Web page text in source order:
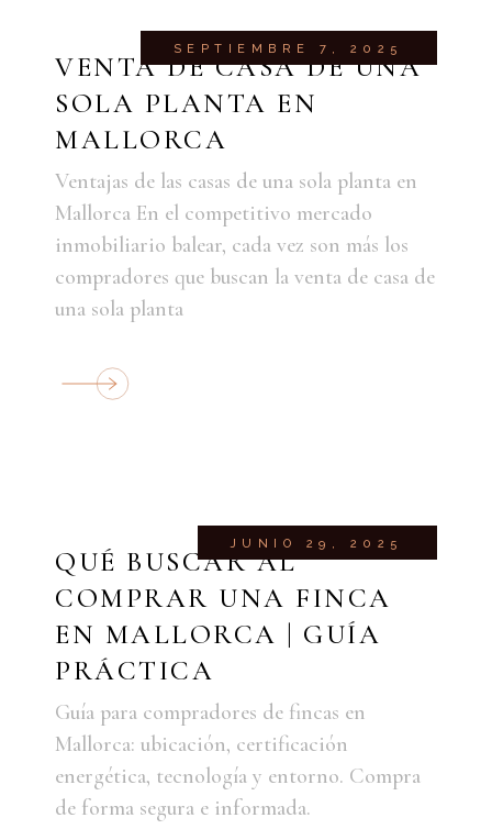
SEPTIEMBRE 7, 2025
VENTA DE CASA DE UNA
SOLA PLANTA EN
MALLORCA
Ventajas de las casas de una sola planta en
Mallorca En el competitivo mercado
inmobiliario balear, cada vez son más los
compradores que buscan la venta de casa de
una sola planta
JUNIO 29, 2025
QUÉ BUSCAR AL
COMPRAR UNA FINCA
EN MALLORCA | GUÍA
PRÁCTICA
Guía para compradores de fincas en
Mallorca: ubicación, certificación
energética, tecnología y entorno. Compra
de forma segura e informada.